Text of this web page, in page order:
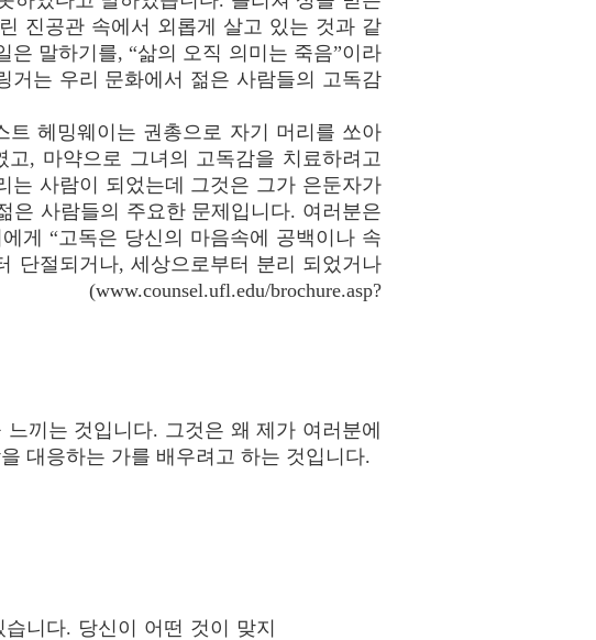
진공관 속에서 외롭게 살고 있는 것과 같
은 말하기를, “삶의 오직 의미는 죽음”이라
거는 우리 문화에서 젊은 사람들의 고독감
헤밍웨이는 권총으로 자기 머리를 쏘아
, 마약으로 그녀의 고독감을 치료하려고
는 사람이 되었는데 그것은 그가 은둔자가
은 사람들의 주요한 문제입니다. 여러분은
게 “고독은 당신의 마음속에 공백이나 속
단절되거나, 세상으로부터 분리 되었거나
brochure.asp?
끼는 것입니다. 그것은 왜 제가 여러분에
대응하는 가를 배우려고 하는 것입니다.
니다. 당신이 어떤 것이 맞지